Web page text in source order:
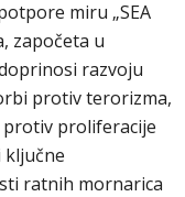
miru „SEA
započeta u
razvoju
protiv terorizma,
proliferacije
ključne
ratnih mornarica